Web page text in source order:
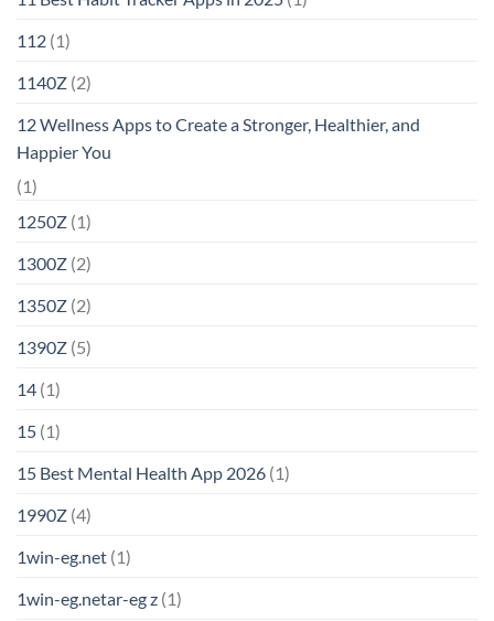
112 (1)
1140Z (2)
12 Wellness Apps to Create a Stronger, Healthier, and
Happier You
(1)
1250Z (1)
1300Z (2)
1350Z (2)
1390Z (5)
14 (1)
15 (1)
15 Best Mental Health App 2026 (1)
1990Z (4)
1win-eg.net (1)
1win-eg.netar-eg z (1)